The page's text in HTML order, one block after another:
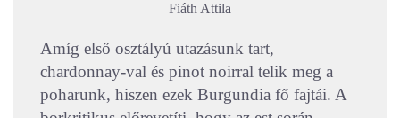
Fiáth Attila
Amíg első osztályú utazásunk tart,
chardonnay-val és pinot noirral telik meg a
poharunk, hiszen ezek Burgundia fő fajtái. A